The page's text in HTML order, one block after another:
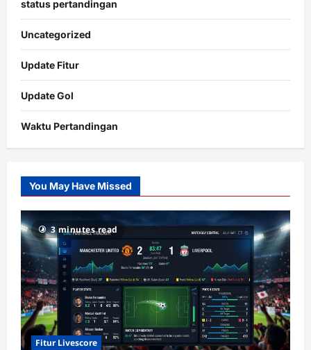
status pertandingan
Uncategorized
Update Fitur
Update Gol
Waktu Pertandingan
Slot
Gacor
RTP
terupdate
You May Have Missed
3 minutes read
Fitur Livescore